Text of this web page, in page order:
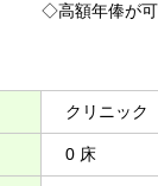
◇高額年俸が可
クリニック
0 床